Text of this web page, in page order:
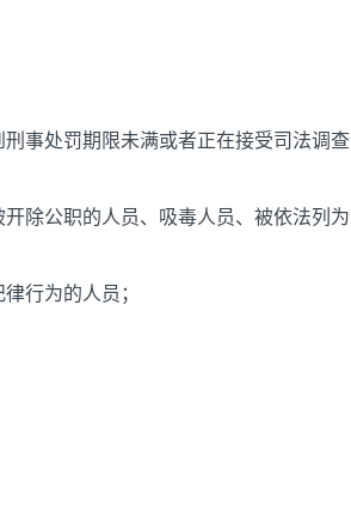
事处罚期限未满或者正在接受司法调查
除公职的人员、吸毒人员、被依法列为
行为的人员；